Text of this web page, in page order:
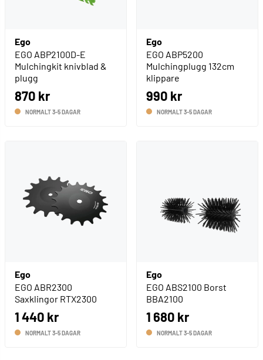
Ego
EGO ABP2100D-E
Mulchingkit knivblad &
plugg
870 kr
NORMALT 3-5 DAGAR
Ego
EGO ABP5200
Mulchingplugg 132cm
klippare
990 kr
NORMALT 3-5 DAGAR
Ego
EGO ABR2300
Saxklingor RTX2300
1 440 kr
NORMALT 3-5 DAGAR
Ego
EGO ABS2100 Borst
BBA2100
1 680 kr
NORMALT 3-5 DAGAR